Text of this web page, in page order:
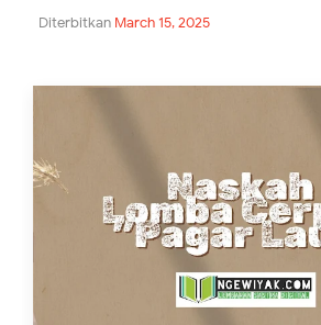
Diterbitkan March 15, 2025